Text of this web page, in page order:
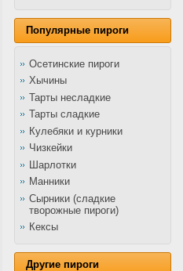
Популярные пироги
Осетинские пироги
Хычины
Тарты несладкие
Тарты сладкие
Кулебяки и курники
Чизкейки
Шарлотки
Манники
Сырники (сладкие
творожные пироги)
Кексы
Другие пироги